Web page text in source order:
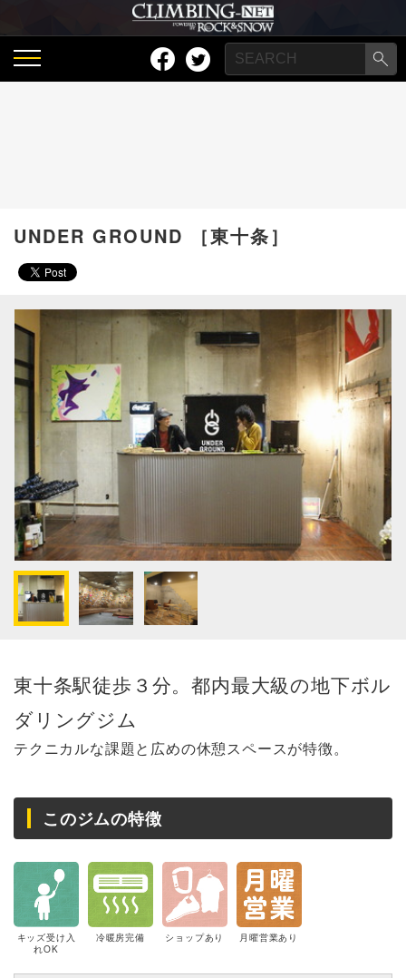
UNDER GROUND ［東十条］
東十条駅徒歩３分。都内最大級の地下ボル
ダリングジム
テクニカルな課題と広めの休憩スペースが特徴。
このジムの特徴
キッズ受け入
れOK
冷暖房完備 ショップあり 月曜営業あり